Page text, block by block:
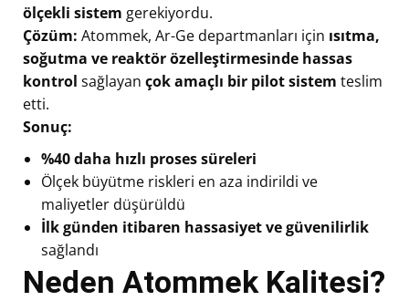
ölçekli sistem gerekiyordu.
Çözüm: Atommek, Ar-Ge departmanları için ısıtma,
soğutma ve reaktör özelleştirmesinde hassas
kontrol sağlayan çok amaçlı bir pilot sistem teslim
etti.
Sonuç:
%40 daha hızlı proses süreleri
Ölçek büyütme riskleri en aza indirildi ve
maliyetler düşürüldü
İlk günden itibaren hassasiyet ve güvenilirlik
sağlandı
Neden Atommek Kalitesi?